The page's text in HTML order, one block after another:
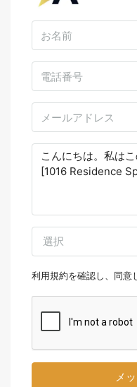
選択
利用規約を確認し、同意
メ